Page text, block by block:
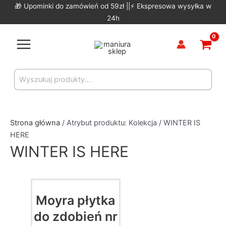
🎁 Upominki do zamówień od 59zł ||⚡ Ekspresowa wysyłka w
24h
Main
Menu
Search
for:
Strona główna / Atrybut produktu: Kolekcja / WINTER IS
HERE
WINTER IS HERE
Moyra płytka
do zdobień nr